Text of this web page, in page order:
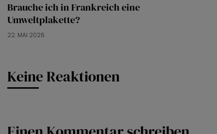
Brauche ich in Frankreich eine
Umweltplakette?
22. MAI 2026
Keine Reaktionen